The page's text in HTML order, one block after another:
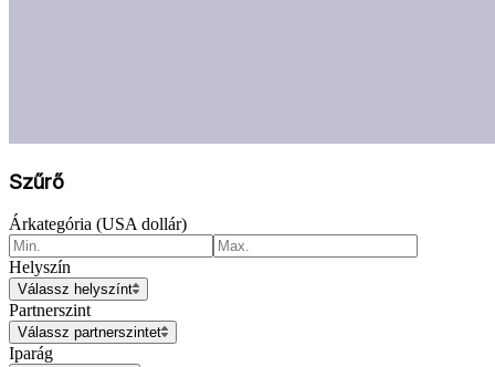
Szűrő
Árkategória (USA dollár)
Helyszín
Válassz helyszínt
Partnerszint
Válassz partnerszintet
Iparág